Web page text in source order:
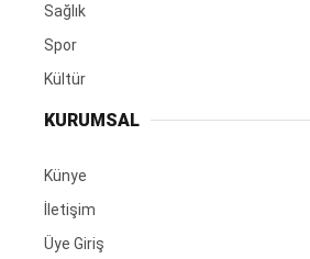
Sağlık
Spor
Kültür
KURUMSAL
Künye
İletişim
Üye Giriş